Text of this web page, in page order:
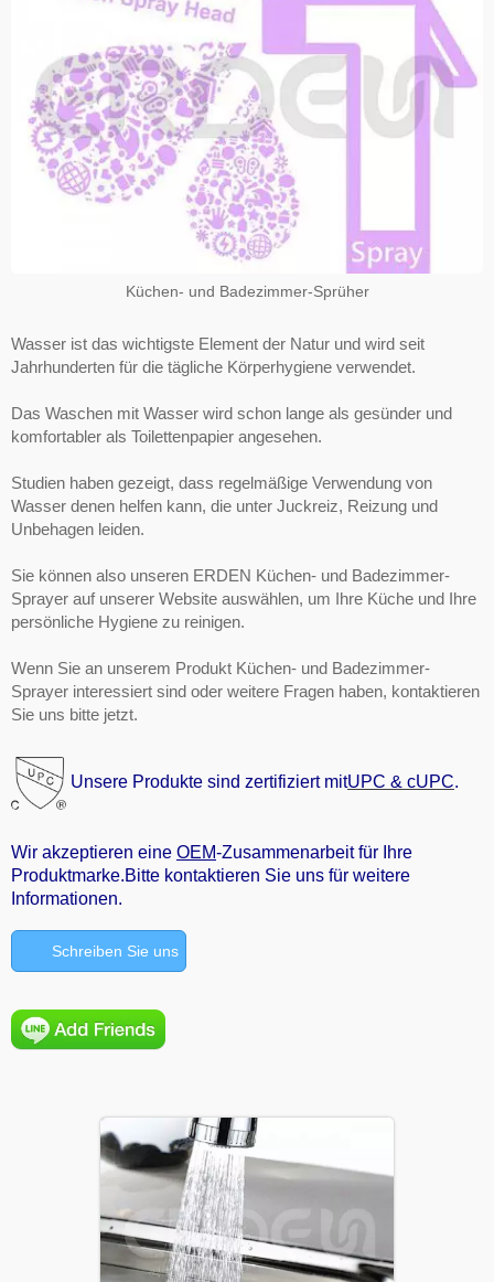
Küchen- und Badezimmer-Sprüher
Wasser ist das wichtigste Element der Natur und wird seit
Jahrhunderten für die tägliche Körperhygiene verwendet.
Das Waschen mit Wasser wird schon lange als gesünder und
komfortabler als Toilettenpapier angesehen.
Studien haben gezeigt, dass regelmäßige Verwendung von
Wasser denen helfen kann, die unter Juckreiz, Reizung und
Unbehagen leiden.
Sie können also unseren ERDEN Küchen- und Badezimmer-
Sprayer auf unserer Website auswählen, um Ihre Küche und Ihre
persönliche Hygiene zu reinigen.
Wenn Sie an unserem Produkt Küchen- und Badezimmer-
Sprayer interessiert sind oder weitere Fragen haben, kontaktieren
Sie uns bitte jetzt.
Unsere Produkte sind zertifiziert mitUPC & cUPC.
Wir akzeptieren eine OEM-Zusammenarbeit für Ihre
Produktmarke.Bitte kontaktieren Sie uns für weitere
Informationen.
Schreiben Sie uns